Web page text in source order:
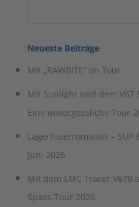
Neueste Beiträge
Mit „RAWBITE“ on Tour
Mit Sunlight und dem V67
Eine unvergessliche Tour
Lagerfeuerromantik – SUP
Juni 2026
Mit dem LMC Tracer V670
Spass-Tour 2026